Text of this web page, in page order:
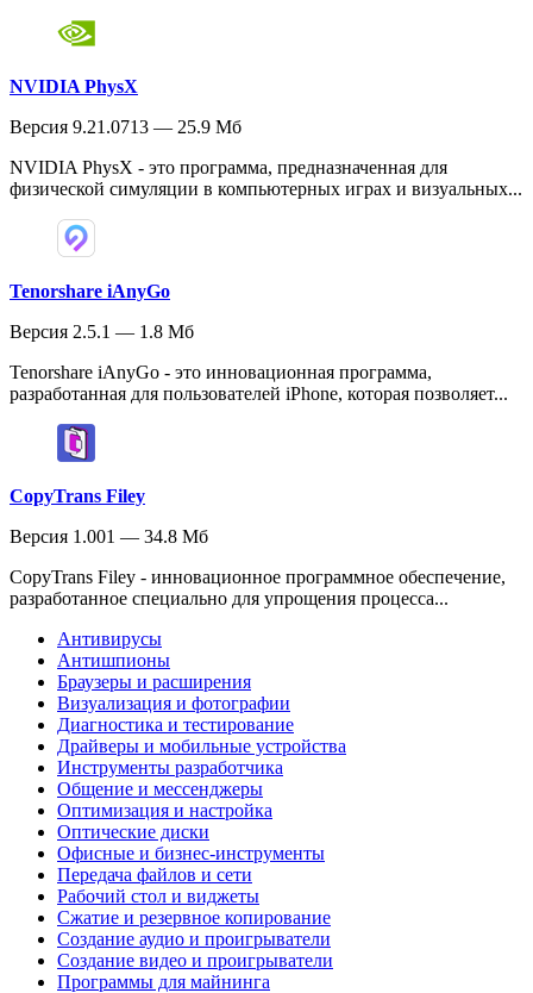
NVIDIA PhysX
Версия 9.21.0713 — 25.9 Мб
NVIDIA PhysX - это программа, предназначенная для
физической симуляции в компьютерных играх и визуальных...
Tenorshare iAnyGo
Версия 2.5.1 — 1.8 Мб
Tenorshare iAnyGo - это инновационная программа,
разработанная для пользователей iPhone, которая позволяет...
CopyTrans Filey
Версия 1.001 — 34.8 Мб
CopyTrans Filey - инновационное программное обеспечение,
разработанное специально для упрощения процесса...
Антивирусы
Антишпионы
Браузеры и расширения
Визуализация и фотографии
Диагностика и тестирование
Драйверы и мобильные устройства
Инструменты разработчика
Общение и мессенджеры
Оптимизация и настройка
Оптические диски
Офисные и бизнес-инструменты
Передача файлов и сети
Рабочий стол и виджеты
Сжатие и резервное копирование
Создание аудио и проигрыватели
Создание видео и проигрыватели
Программы для майнинга